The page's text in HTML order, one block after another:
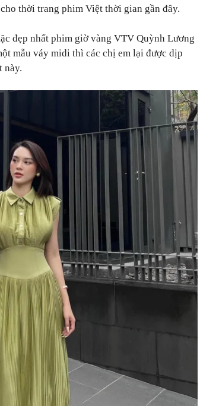
thời trang phim Việt thời gian gần đây.
đẹp nhất phim giờ vàng VTV Quỳnh Lương
mẫu váy midi thì các chị em lại được dịp
này.